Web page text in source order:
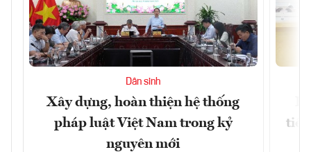
Dân sinh
Xây dựng, hoàn thiện hệ thống
pháp luật Việt Nam trong kỷ
nguyên mới